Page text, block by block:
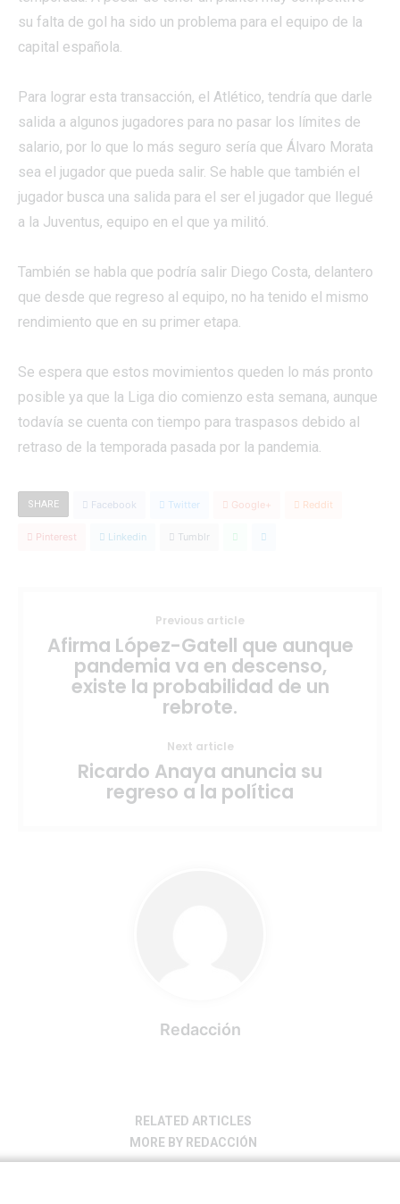
su falta de gol ha sido un problema para el equipo de la
capital española.
Para lograr esta transacción, el Atlético, tendría que darle
salida a algunos jugadores para no pasar los límites de
salario, por lo que lo más seguro sería que Álvaro Morata
sea el jugador que pueda salir. Se hable que también el
jugador busca una salida para el ser el jugador que llegué
a la Juventus, equipo en el que ya militó.
También se habla que podría salir Diego Costa, delantero
que desde que regreso al equipo, no ha tenido el mismo
rendimiento que en su primer etapa.
Se espera que estos movimientos queden lo más pronto
posible ya que la Liga dio comienzo esta semana, aunque
todavía se cuenta con tiempo para traspasos debido al
retraso de la temporada pasada por la pandemia.
SHARE Facebook Twitter Google+ Reddit
Pinterest Linkedin Tumblr
Previous article
Afirma López-Gatell que aunque
pandemia va en descenso,
existe la probabilidad de un
rebrote.
Next article
Ricardo Anaya anuncia su
regreso a la política
Redacción
RELATED ARTICLES
MORE BY REDACCIÓN
INTERNACIONAL